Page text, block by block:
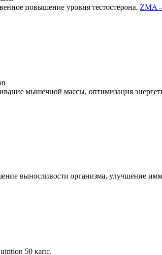
повышение уровня тестостерона. ZMA -
мышечной массы, оптимизация
выносливости организма, улучшение
50 капс.